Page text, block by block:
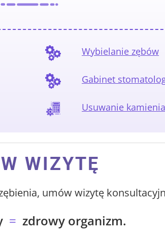
Wybielanie zębów
Gabinet
Usuwanie
WIZYTĘ
umów wizytę
= zdrowy organizm.